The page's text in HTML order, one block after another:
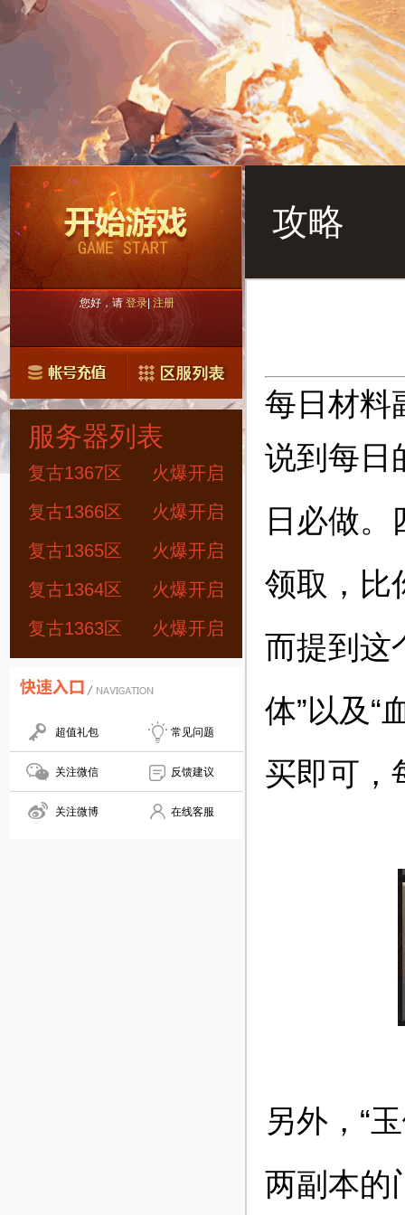
您好，请登录|注册
服务器列表
复古1367区
火爆开启
复古1366区
火爆开启
复古1365区
火爆开启
复古1364区
火爆开启
复古1363区
火爆开启
超值礼包 常见问题
关注微信 反馈建议
关注微博 在线客服
攻略
每日材料
说到每日
日必做。
领取，比
而提到这
体”以及“
买即可，
另外，“
两副本的